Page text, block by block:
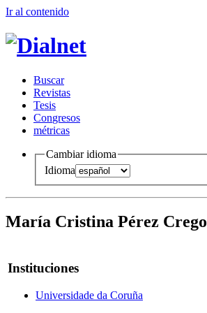
Ir al contenido
Buscar
Revistas
Tesis
Congresos
métricas
Cambiar idioma
Idioma
María Cristina Pérez Crego
Instituciones
Universidade da Coruña